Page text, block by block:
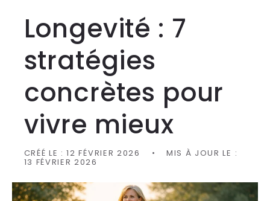
Longevité : 7
stratégies
concrètes pour
vivre mieux
CRÉÉ LE :12 FÉVRIER 2026 MIS À JOUR LE :
13 FÉVRIER 2026